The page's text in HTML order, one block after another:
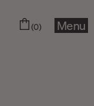
(0) Menu